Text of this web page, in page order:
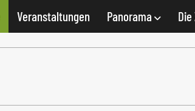
Veranstaltungen Panorama